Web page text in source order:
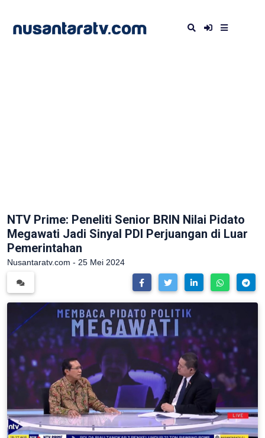
NTV Prime: Peneliti Senior BRIN Nilai Pidato
Megawati Jadi Sinyal PDI Perjuangan di Luar
Pemerintahan
Nusantaratv.com - 25 Mei 2024